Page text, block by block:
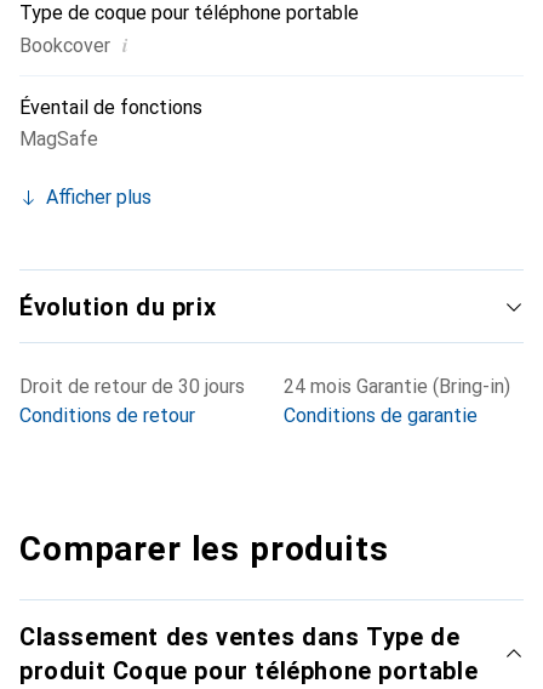
Type de coque pour téléphone portable
Bookcover i
Éventail de fonctions
MagSafe
Afficher plus
Évolution du prix
Droit de retour de 30 jours
Conditions de retour
24 mois Garantie (Bring-in)
Conditions de garantie
Comparer les produits
Classement des ventes dans Type de
produit Coque pour téléphone portable